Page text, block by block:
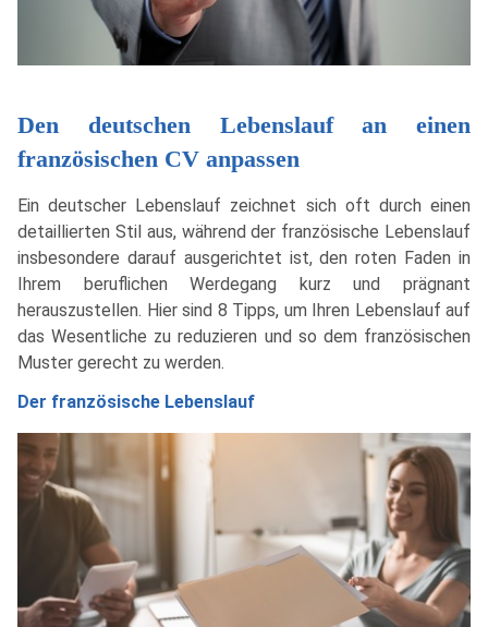
Den deutschen Lebenslauf an einen
französischen CV anpassen
Ein deutscher Lebenslauf zeichnet sich oft durch einen
detaillierten Stil aus, während der französische Lebenslauf
insbesondere darauf ausgerichtet ist, den roten Faden in
Ihrem beruflichen Werdegang kurz und prägnant
herauszustellen. Hier sind 8 Tipps, um Ihren Lebenslauf auf
das Wesentliche zu reduzieren und so dem französischen
Muster gerecht zu werden.
Der französische Lebenslauf